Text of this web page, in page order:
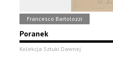
Francesco Bartolozzi
Poranek
Kolekcja Sztuki Dawnej